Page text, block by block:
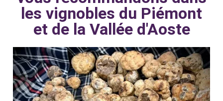
les vignobles du Piémont
et de la Vallée d'Aoste